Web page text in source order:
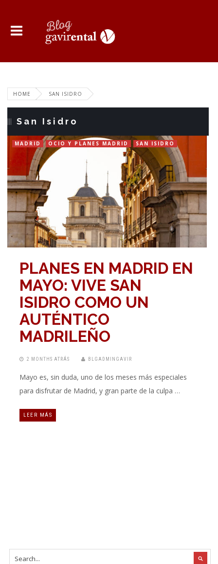
HOME SAN ISIDRO
San Isidro
MADRID OCIO Y PLANES MADRID SAN ISIDRO
PLANES EN MADRID EN
MAYO: VIVE SAN
ISIDRO COMO UN
AUTÉNTICO
MADRILEÑO
2 MONTHS ATRÁS BLGADMINGAVIR
Mayo es, sin duda, uno de los meses más especiales
para disfrutar de Madrid, y gran parte de la culpa …
LEER MÁS